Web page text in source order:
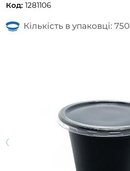
Код: 1281106
Кількість в упаковці: 750